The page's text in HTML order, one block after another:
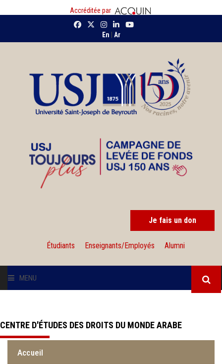
Accréditée par
En Ar
Je fais un don
Étudiants Enseignants/Employés Alumni
MENU
INSTITUTIONS
ADMISSION
CENTRE D'ÉTUDES DES DROITS DU MONDE ARABE
Accueil